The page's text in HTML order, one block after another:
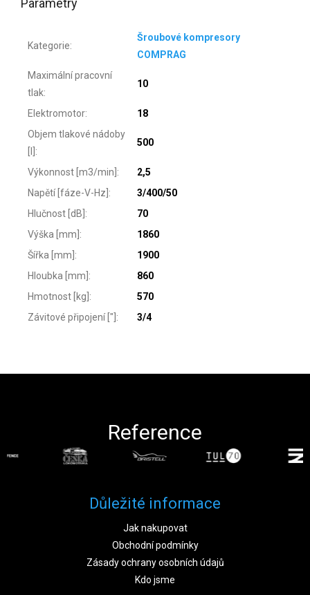
Kategorie:
Šroubové kompresory
COMPRAG
Maximální pracovní
tlak:
10
Elektromotor:
18
Objem tlakové nádoby
[l]:
500
Výkonnost [m3/min]:
2,5
Napětí [fáze-V-Hz]:
3/400/50
Hlučnost [dB]:
70
Výška [mm]:
1860
Šířka [mm]:
1900
Hloubka [mm]:
860
Hmotnost [kg]:
570
Závitové připojení ["]: 3/4
Reference
Důležité informace
Jak nakupovat
Obchodní podmínky
Zásady ochrany osobních údajů
Kdo jsme